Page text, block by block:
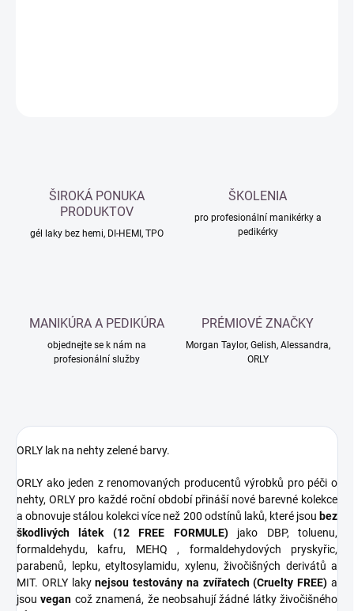
ŠIROKÁ PONUKA
PRODUKTOV
gél laky bez hemi, DI-HEMI, TPO
ŠKOLENIA
pro profesionální manikérky a
pedikérky
MANIKÚRA A PEDIKÚRA
objednejte se k nám na
profesionální služby
PRÉMIOVÉ ZNAČKY
Morgan Taylor, Gelish, Alessandra,
ORLY
ORLY lak na nehty zelené barvy.
ORLY ako jeden z renomovaných producentů výrobků pro péči o
nehty, ORLY pro každé roční období přináší nové barevné kolekce
a obnovuje stálou kolekci více než 200 odstínů laků, které jsou bez
škodlivých látek (12 FREE FORMULE)jako DBP, toluenu,
formaldehydu, kafru, MEHQ , formaldehydových pryskyřic,
parabenů, lepku, etyltosylamidu, xylenu, živočišných derivátů a
MIT. ORLY lakynejsou testovány na zvířatech (Cruelty FREE) a
jsouvegan což znamená, že neobsahují žádné látky živočišného